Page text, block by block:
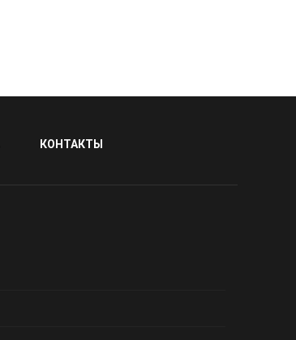
КОНТАКТЫ